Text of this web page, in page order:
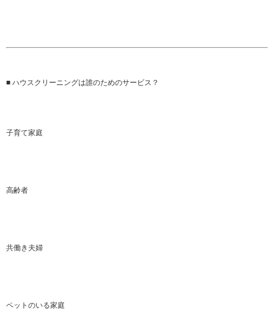
■ ハウスクリーニングは誰のためのサービス？‍‍‍
子育て家庭
高齢者
共働き夫婦
ペットのいる家庭